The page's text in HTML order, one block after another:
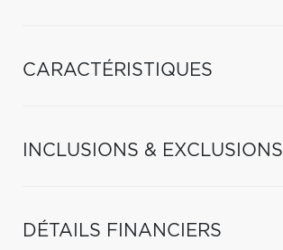
CARACTÉRISTIQUES
INCLUSIONS & EXCLUSIONS
DÉTAILS FINANCIERS